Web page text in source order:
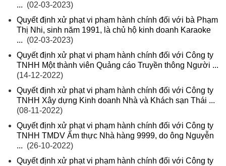
... (02-03-2023)
Quyết định xử phạt vi phạm hành chính đối với bà Phạm
Thị Nhi, sinh năm 1991, là chủ hộ kinh doanh Karaoke
... (02-03-2023)
Quyết định xử phạt vi phạm hành chính đối với Công ty
TNHH Một thành viên Quảng cáo Truyền thông Người ...
(14-12-2022)
Quyết định xử phạt vi phạm hành chính đối với Công ty
TNHH Xây dựng Kinh doanh Nhà và Khách sạn Thái ...
(08-11-2022)
Quyết định xử phạt vi phạm hành chính đối với Công ty
TNHH TMDV Ẩm thực Nhà hàng 9999, do ông Nguyễn
... (26-10-2022)
Quyết định xử phạt vi phạm hành chính đối với Công ty